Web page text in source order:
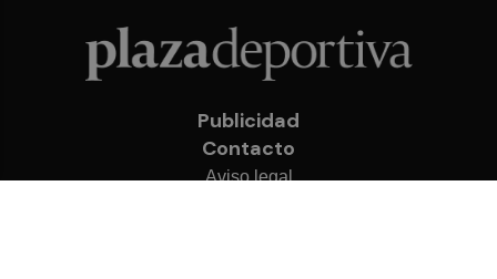
Publicidad
Contacto
Aviso legal